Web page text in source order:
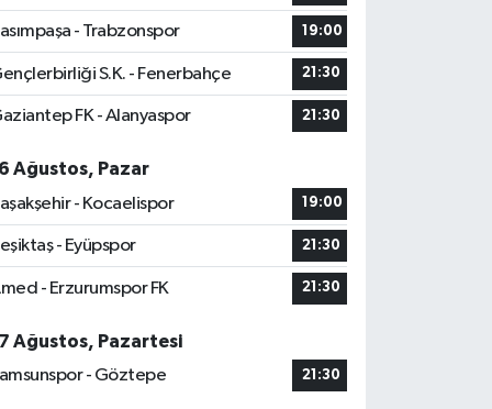
- Trabzonspor 19:00
S.K. - Fenerbahçe 21:30
FK - Alanyaspor 21:30
Ağustos, Pazar
- Kocaelispor
19:00
- Eyüpspor 21:30
- Erzurumspor FK 21:30
Ağustos, Pazartesi
- Göztepe
21:30